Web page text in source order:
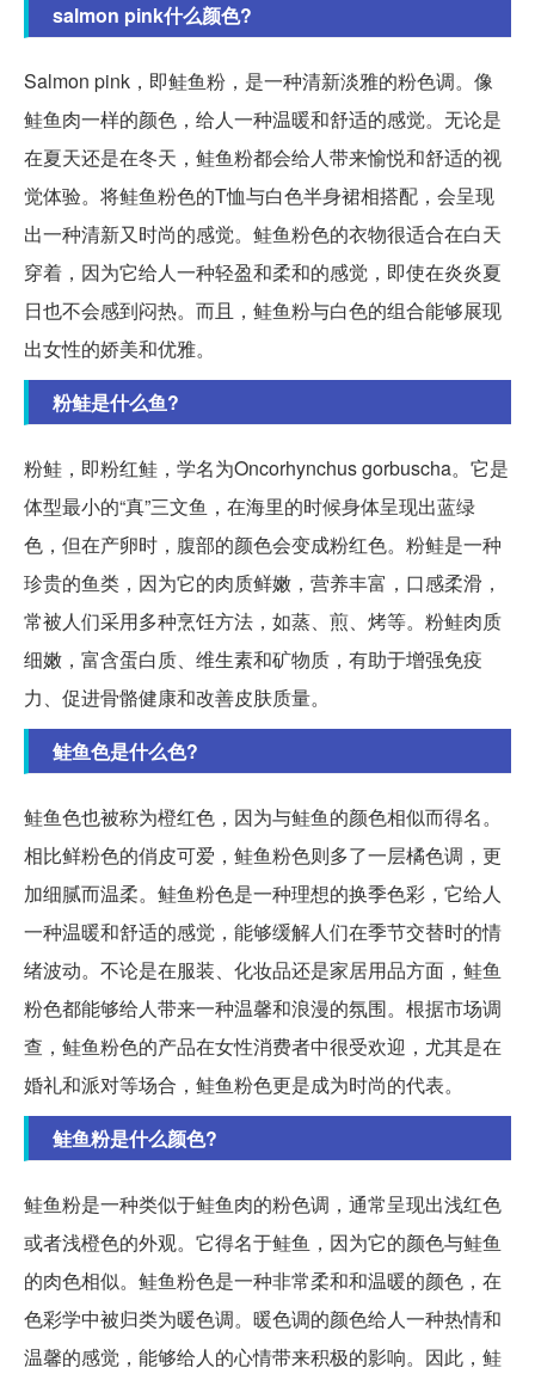
salmon pink什么颜色?
Salmon pink，即鲑鱼粉，是一种清新淡雅的粉色调。像
鲑鱼肉一样的颜色，给人一种温暖和舒适的感觉。无论是
在夏天还是在冬天，鲑鱼粉都会给人带来愉悦和舒适的视
觉体验。将鲑鱼粉色的T恤与白色半身裙相搭配，会呈现
出一种清新又时尚的感觉。鲑鱼粉色的衣物很适合在白天
穿着，因为它给人一种轻盈和柔和的感觉，即使在炎炎夏
日也不会感到闷热。而且，鲑鱼粉与白色的组合能够展现
出女性的娇美和优雅。
粉鲑是什么鱼?
粉鲑，即粉红鲑，学名为Oncorhynchus gorbuscha。它是
体型最小的“真”三文鱼，在海里的时候身体呈现出蓝绿
色，但在产卵时，腹部的颜色会变成粉红色。粉鲑是一种
珍贵的鱼类，因为它的肉质鲜嫩，营养丰富，口感柔滑，
常被人们采用多种烹饪方法，如蒸、煎、烤等。粉鲑肉质
细嫩，富含蛋白质、维生素和矿物质，有助于增强免疫
力、促进骨骼健康和改善皮肤质量。
鲑鱼色是什么色?
鲑鱼色也被称为橙红色，因为与鲑鱼的颜色相似而得名。
相比鲜粉色的俏皮可爱，鲑鱼粉色则多了一层橘色调，更
加细腻而温柔。鲑鱼粉色是一种理想的换季色彩，它给人
一种温暖和舒适的感觉，能够缓解人们在季节交替时的情
绪波动。不论是在服装、化妆品还是家居用品方面，鲑鱼
粉色都能够给人带来一种温馨和浪漫的氛围。根据市场调
查，鲑鱼粉色的产品在女性消费者中很受欢迎，尤其是在
婚礼和派对等场合，鲑鱼粉色更是成为时尚的代表。
鲑鱼粉是什么颜色?
鲑鱼粉是一种类似于鲑鱼肉的粉色调，通常呈现出浅红色
或者浅橙色的外观。它得名于鲑鱼，因为它的颜色与鲑鱼
的肉色相似。鲑鱼粉色是一种非常柔和和温暖的颜色，在
色彩学中被归类为暖色调。暖色调的颜色给人一种热情和
温馨的感觉，能够给人的心情带来积极的影响。因此，鲑